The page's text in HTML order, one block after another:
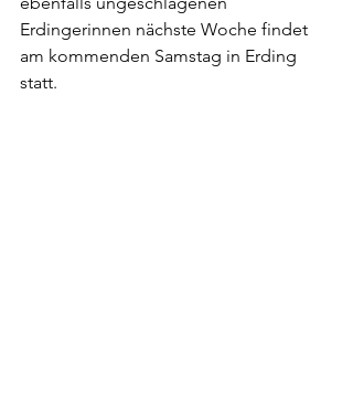
Erdingerinnen nächste Woche findet
am kommenden Samstag in Erding
statt.